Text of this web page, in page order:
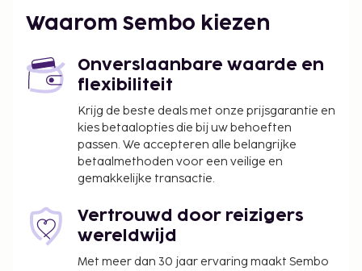
Ter plaatse heb je gratis parkeerplaatsen. Dagelijks
Engels ontbijt, dat geserveerd wordt van 07.30 uur
tot 09.30 uur.
Toeslag voor het Engels ontbijt: ca. USD 300 per
persoon
Deze lijst is mogelijk niet volledig. Toeslagen en
borgsommen zijn mogelijk excl. btw en kunnen
In deze accommodatie zijn huisdieren en
assistentiedieren niet toegestaan.
Waarom Sembo kiezen
Onverslaanbare waarde en
flexibiliteit
Krijg de beste deals met onze prijsgarantie en
kies betaalopties die bij uw behoeften
passen. We accepteren alle belangrijke
betaalmethoden voor een veilige en
gemakkelijke transactie.
Vertrouwd door reizigers
wereldwijd
Met meer dan 30 jaar ervaring maakt Sembo